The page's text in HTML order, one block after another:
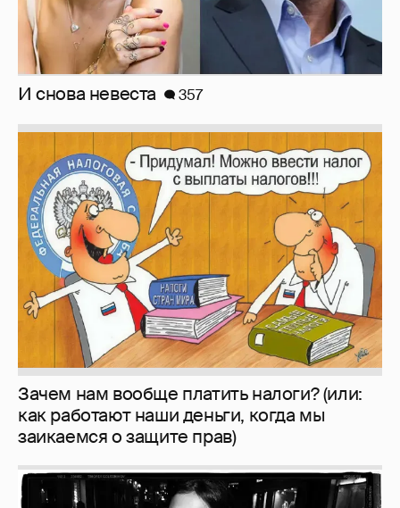
И снова невеста 357
Зачем нам вообще платить налоги? (или:
как работают наши деньги, когда мы
заикаемся о защите прав)